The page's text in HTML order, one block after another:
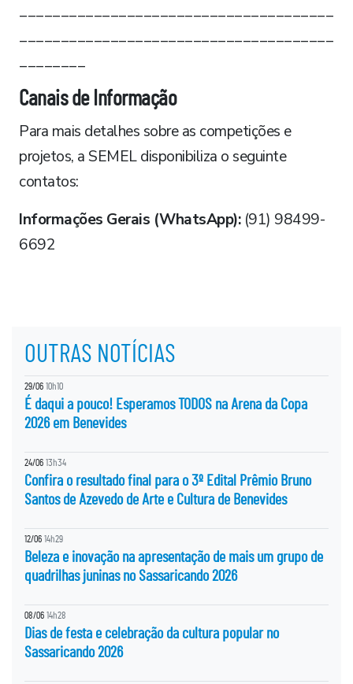
______________________________________
______________________________________
________
Canais de Informação
Para mais detalhes sobre as competições e
projetos, a SEMEL disponibiliza o seguinte
contatos:
Informações Gerais (WhatsApp):(91) 98499-
6692
OUTRAS NOTÍCIAS
29/06 10h10
É daqui a pouco! Esperamos TODOS na Arena da Copa
2026 em Benevides
24/06 13h34
Confira o resultado final para o 3º Edital Prêmio Bruno
Santos de Azevedo de Arte e Cultura de Benevides
12/06 14h29
Beleza e inovação na apresentação de mais um grupo de
quadrilhas juninas no Sassaricando 2026
08/06 14h28
Dias de festa e celebração da cultura popular no
Sassaricando 2026